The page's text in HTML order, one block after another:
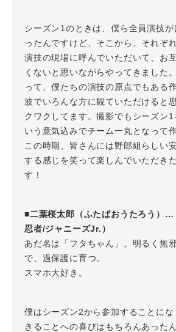
シーズン1のときは、僕ら全員演技
ったんですけど、そこから、それぞ
演技の現場に呼んでいただいて、お
くないと思いながらやってきました
って、僕たちの演技の原点でもある
波でいろんな方に観ていただけると
クワクしてます。撮影でもシーズン1
いう意気込みでチーム一丸となって
この時期、皆さんには野郎組らしい
する感じを笑って楽しんでいただき
す！
■二葉桜太郎（ふたばおうたろう）…
忍者/ジャニーズJr.）
あだ名は「フタちゃん」。明るく無
で、過保護に育つ。
スマホ大好き。
僕はシーズン2から参加することに
きることへの喜びはもちろんあった